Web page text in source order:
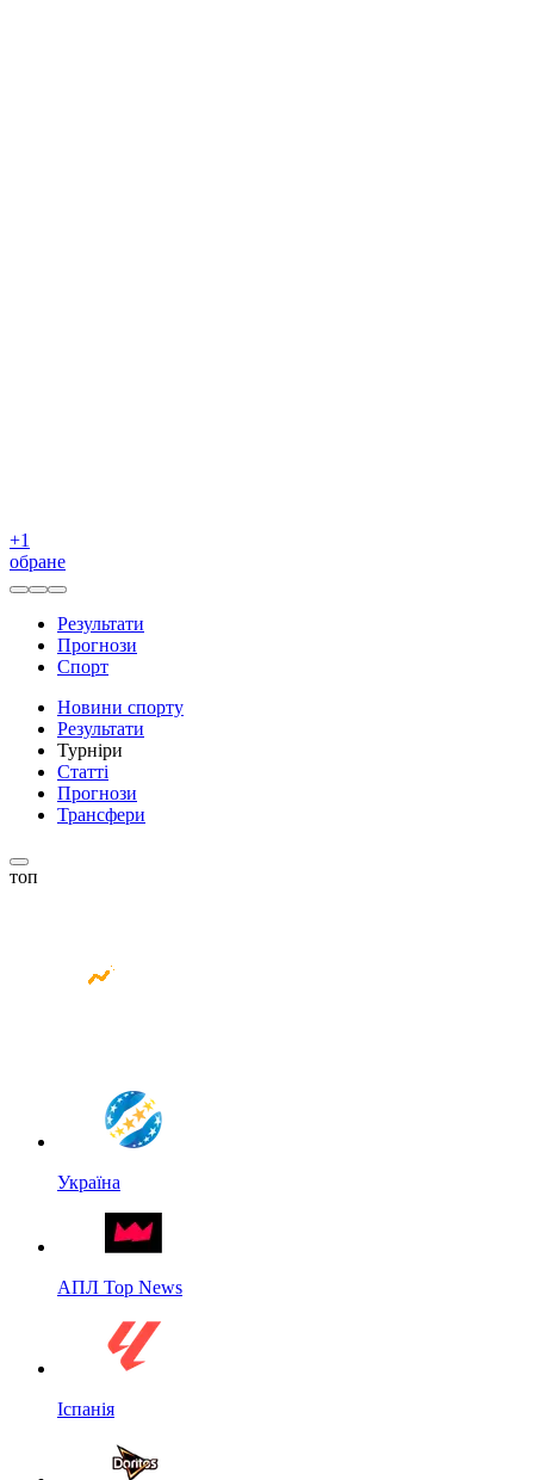
+1
обране
Результати
Прогнози
Спорт
Новини спорту
Результати
Турніри
Статті
Прогнози
Трансфери
топ
Україна
АПЛ Top News
Іспанія